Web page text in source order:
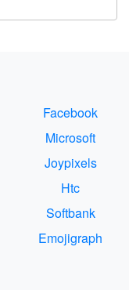
Facebook
Microsoft
Joypixels
Htc
Softbank
Emojigraph